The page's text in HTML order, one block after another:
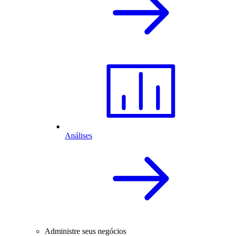
Análises
Administre seus negócios